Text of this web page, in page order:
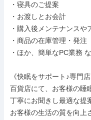
・寝具のご提案
・お渡しとお会計
・購入後メンテナンスや
・商品の在庫管理・発注
・ほか、簡単なPC業務
《快眠をサポート♪専門
百貨店にて、お客様の睡
丁寧にお聞きし最適な提
お客様の生活の質を向上